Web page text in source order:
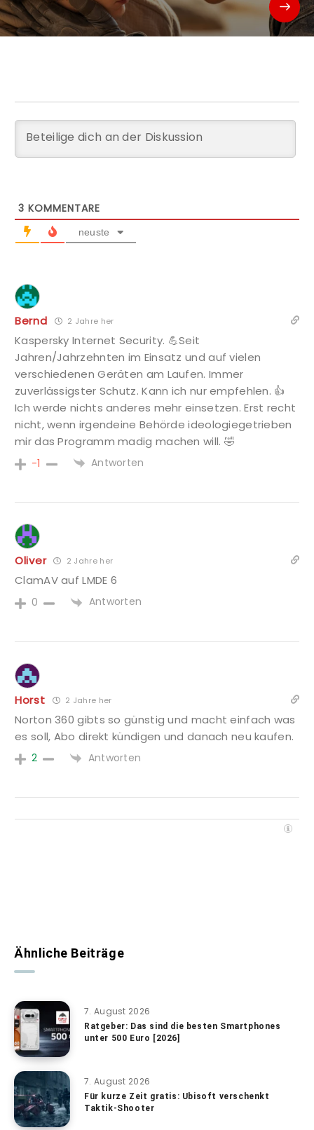
3 KOMMENTARE
neuste
Bernd 2 Jahre her
Kaspersky Internet Security. 💪Seit
Jahren/Jahrzehnten im Einsatz und auf vielen
verschiedenen Geräten am Laufen. Immer
zuverlässigster Schutz. Kann ich nur empfehlen. 👍
Ich werde nichts anderes mehr einsetzen. Erst recht
nicht, wenn irgendeine Behörde ideologiegetrieben
mir das Programm madig machen will. 🤣
-1 Antworten
Oliver 2 Jahre her
ClamAV auf LMDE 6
0 Antworten
Horst 2 Jahre her
Norton 360 gibts so günstig und macht einfach was
es soll, Abo direkt kündigen und danach neu kaufen.
2 Antworten
Ähnliche Beiträge
7. August 2026
Ratgeber: Das sind die besten Smartphones
unter 500 Euro [2026]
7. August 2026
Für kurze Zeit gratis: Ubisoft verschenkt
Taktik-Shooter